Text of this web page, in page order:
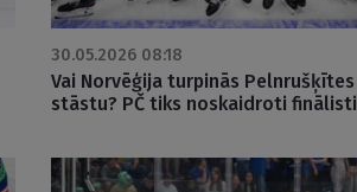
30.05.2026 08:18
Vai Norvēģija turpinās Pelnrušķītes
stāstu? PČ tiks noskaidroti finālisti